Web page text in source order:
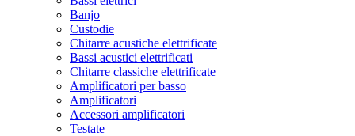
Banjo
Custodie
Chitarre acustiche elettrificate
Bassi acustici elettrificati
Chitarre classiche elettrificate
Amplificatori per basso
Amplificatori
Accessori amplificatori
Testate